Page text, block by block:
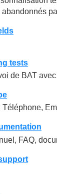
abandonnés
tests
de BAT
Téléphone,
FAQ,